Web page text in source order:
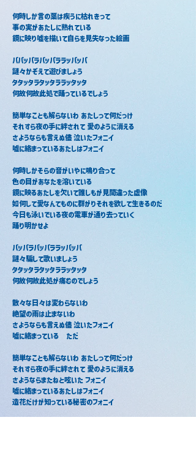
何時しか言の葉は疾うに枯れきって
事の実があたしに熟れている
鏡に映り嘘を描いて自らを見失なった絵画
パパッパラパッパララッパッパ
謎々かぞえて遊びましょう
タタッタラタッタララッタッタ
何故何故此処で踊っているでしょう
簡単なことも解らないわ あたしって何だっけ
それすら夜の手に絆されて 愛のように消える
さようならも言えぬ儘 泣いたフォニイ
嘘に絡まっているあたしはフォニイ
何時しかそらの音がいやに鳴り合って
色の目があなたを溶いている
鏡に映るあたしを欠いて誰しもが見間違った虚像
如何して愛なんてものに群がりそれを欲して生きるのだ
今日も泳いでいる夜の電車が通り去っていく
踊り明かせよ
パッパラパッパララッパッパ
謎々騙して歌いましょう
タタッタラタッタララッタッタ
何故何故此処が痛むのでしょう
散々な日々は変わらないわ
絶望の雨は止まないわ
さようならも言えぬ儘 泣いたフォニイ
嘘に絡まっている　ただ
簡単なことも解らないわ あたしって何だっけ
それすら夜の手に絆されて 愛のように消える
さようならまたねと呟いた フォニイ
嘘に絡まっているあたしはフォニイ
造花だけが知っている秘密のフォニイ